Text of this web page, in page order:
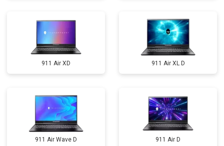
911 Air XD 911 Air XL D
911 Air Wave D 911 Air D